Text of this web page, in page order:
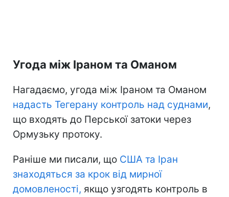
Угода між Іраном та Оманом
Нагадаємо, угода між Іраном та Оманом
надасть Тегерану контроль над суднами,
що входять до Перської затоки через
Ормузьку протоку.
Раніше ми писали, що США та Іран
знаходяться за крок від мирної
домовленості, якщо узгодять контроль в